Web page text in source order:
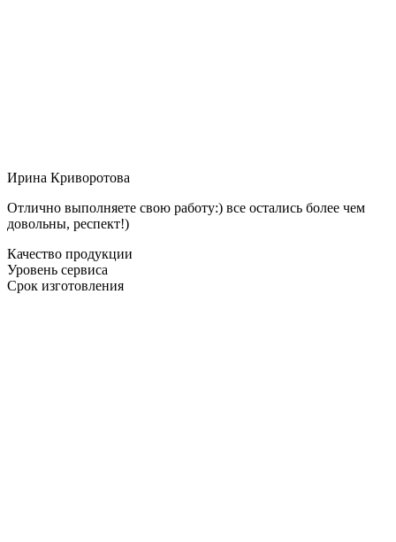
Ирина Криворотова
Отлично выполняете свою работу:) все остались более чем
довольны, респект!)
Качество продукции
Уровень сервиса
Срок изготовления